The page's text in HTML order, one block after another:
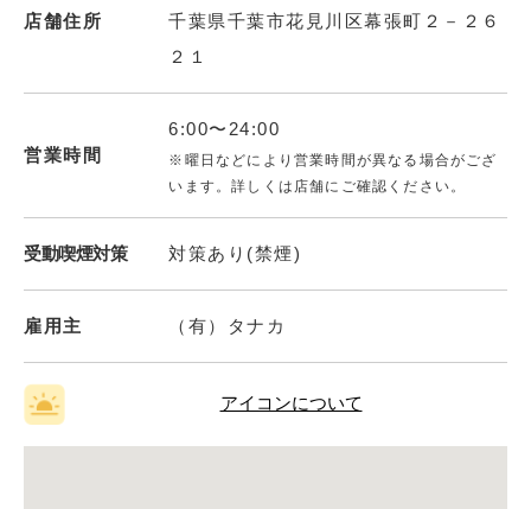
店舗住所
千葉県千葉市花見川区幕張町２－２６
２１
営業時間
6:00〜24:00
※曜日などにより営業時間が異なる場合がござ
います。詳しくは店舗にご確認ください。
受動喫煙対策 対策あり(禁煙)
雇用主 （有）タナカ
アイコンについて